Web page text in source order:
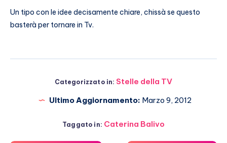
Un tipo con le idee decisamente chiare, chissà se questo
basterà per tornare in Tv.
Categorizzato in: Stelle della TV
Ultimo Aggiornamento: Marzo 9, 2012
Taggato in: Caterina Balivo